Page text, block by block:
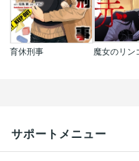
育休刑事
サポートメニュー